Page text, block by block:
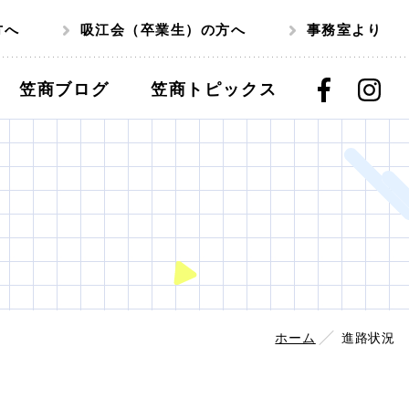
へ 吸江会（卒業生）の方へ 事務室より
笠商ブログ 笠商トピックス
ホーム 進路状況